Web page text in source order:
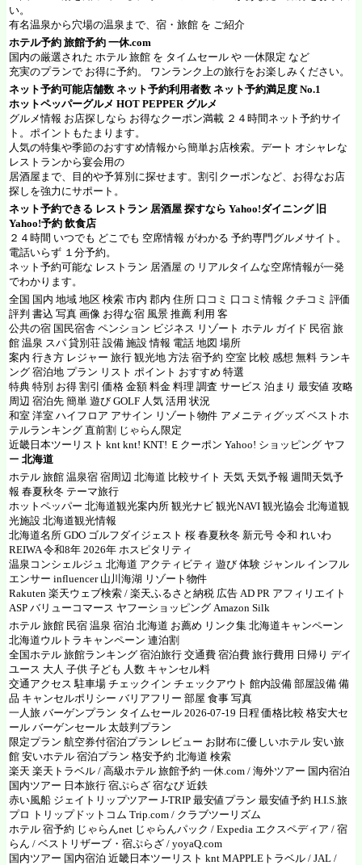
い。
有名温泉から穴場の温泉まで、宿・旅館 を ご紹介
ホテル予約 旅館予約 一休.com
国内の厳選された ホテル 旅館 を タイムセール や 一休限定 など
充実のプランで お得に予約。 ワンランク上の旅行をお楽しみください。
ネット予約可能店舗数 ネット予約利用者数 ネット予約満足度 No.1
ホットペッパーグルメ HOT PEPPER グルメ
グルメ情報 お店探しなら お得なクーポン満載 ２４時間ネット予約サイ
ト。ポイントもたまります。
人気の特集や季節のおすすめ情報から簡単お店検索。デート オシャレな
レストランから宴会用の
居酒屋まで、目的や予算別に探せます。割引クーポンなど、お得なお店
探しを強力にサポート。
ネット予約できる レストラン 居酒屋 探すなら Yahoo!ダイニング旧
Yahoo!予約 飲食店
２４時間 いつでも どこでも 空席情報 がわかる 予約専門グルメサイト。
電話いらず １分予約。
ネット予約可能な レストラン 居酒屋 の リアルタイムな空席情報が一発
でわかります。
全国 国内 地域 地区 検索 市内 郡内 住所 口コミ 口コミ情報 クチコミ 評価
評判 書込 写真 画像 お得な宿 風景 推薦 利用 客
公共の宿 国民宿舎 ペンション ビジネス リゾート ホテル ガイド 民宿 旅
館 温泉 スパ 貸別荘 設備 施設 情報 電話 地図 場所
案内 行き方 レジャー 旅行 観光地 方法 宿予約 空室 比較 感想 無料 ランキ
ング 宿泊地 プラン リスト ポイント おすすめ 特選
特典 特別 お得 割引 価格 金額 料金 料理 調査 サービス 泊まり 最安値 攻略
周辺 宿泊先 簡単 遊び GOLF 人気 活用 状況
和室 洋室 ハイフロア アサイン リゾート物件 アメニティグッズ ベストホ
テルランキング 直前割 じゃらん限定
近畿日本ツーリスト knt knt! KNT! Ｅクーポン Yahoo! ショッピング ヤフ
ー 北海道
ホテル 旅館 温泉宿 宿周辺 北海道 比較サイト 天気 天気予報 週間天気予
報 春夏秋冬 テーマ旅行
ホットペッパー 北海道観光案内所 観光ナビ 観光NAVI 観光協会 北海道観
光施設 北海道観光情報
北海道名所 GDO ゴルフダイジェスト 桜 春夏秋冬 新元号 令和 れいわ
REIWA 令和8年 2026年 ホスピタリティ
温泉コンシェルジュ 北海道 アクティビティ 遊び 体験 ジャンル インフル
エンサー influencer 山川海湖 リゾート物件
Rakuten 楽天ウェブ検索 / 楽天ふるさと納税 広告 AD PR アフィリエイト
ASP バリューコマース ヤフーショッピング Amazon Silk
ホテル 旅館 民宿 温泉 宿泊 北海道 お薦め リンク集 北海道キャンペーン
北海道ウルトラキャンペーン 連泊割
全国ホテル 旅館ランキング 宿泊旅行 交通費 宿泊費 旅行費用 日帰り デイ
ユース 大人 子供 子ども 人数 キャンセル料
交通アクセス 駐車場 チェックイン チェックアウト 館内設備 部屋設備 備
品 キャンセルポリシー バリアフリー 部屋 食事 写真
一人旅 バーゲンプラン タイムセール 2026-07-19 日程 価格比較 格安大セ
ール バーゲンセール 太鼓判プラン
限定プラン 航空券付宿泊プラン レビュー お財布に優しいホテル 安い旅
館 安いホテル 宿泊プラン 格安予約 北海道 検索
楽天 楽天トラベル / 高級ホテル 旅館予約 一休.com / 海外ツアー 国内宿泊
国内ツアー 日本旅行 宿ぷらざ 宿なび 近鉄
赤い風船 ジェイトリップツアー J-TRIP 最安値プラン 最安値予約 H.I.S.旅
プロ トリップドットコム Trip.com / クラブツーリズム
ホテル 宿予約 じゃらんnet じゃらんパック / Expedia エクスペディア / 宿
らん / ベストリザーブ・宿ぷらざ / yoyaQ.com
国内ツアー 国内宿泊 近畿日本ツーリスト knt MAPPLEトラベル / JAL /